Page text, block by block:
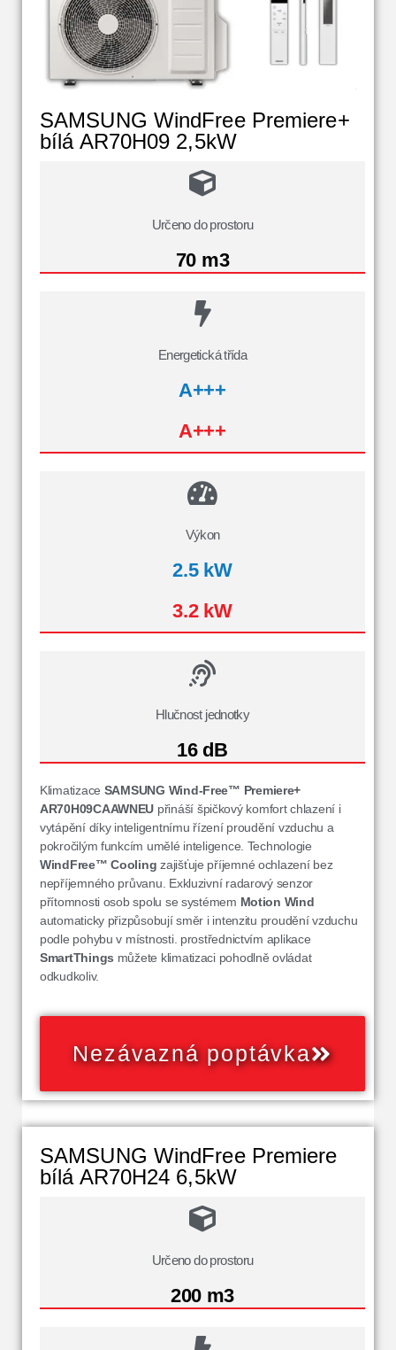
SAMSUNG WindFree Premiere+
bílá AR70H09 2,5kW
Určeno do prostoru
70 m3
Energetická třída
A+++
A+++
Výkon
2.5 kW
3.2 kW
Hlučnost jednotky
16 dB
Klimatizace SAMSUNG Wind-Free™ Premiere+
AR70H09CAAWNEU přináší špičkový komfort chlazení i
vytápění díky inteligentnímu řízení proudění vzduchu a
pokročilým funkcím umělé inteligence. Technologie
WindFree™ Cooling zajišťuje příjemné ochlazení bez
nepříjemného průvanu. Exkluzivní radarový senzor
přítomnosti osob spolu se systémem Motion Wind
automaticky přizpůsobují směr i intenzitu proudění vzduchu
podle pohybu v místnosti. prostřednictvím aplikace
SmartThings můžete klimatizaci pohodlně ovládat
odkudkoliv.
Nezávazná poptávka
SAMSUNG WindFree Premiere
bílá AR70H24 6,5kW
Určeno do prostoru
200 m3